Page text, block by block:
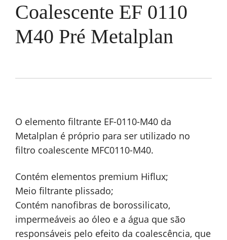
Coalescente EF 0110
M40 Pré Metalplan
O elemento filtrante EF-0110-M40 da
Metalplan é próprio para ser utilizado no
filtro coalescente MFC0110-M40.
Contém elementos premium Hiflux;
Meio filtrante plissado;
Contém nanofibras de borossilicato,
impermeáveis ao óleo e a água que são
responsáveis pelo efeito da coalescência, que